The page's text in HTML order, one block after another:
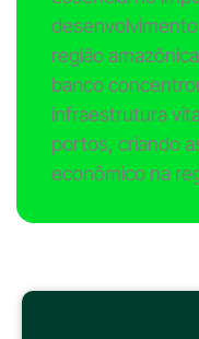
região
banco
infraestrutura
portos, criando
econômico na